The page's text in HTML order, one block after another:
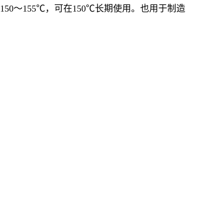
150～155℃，可在150℃长期使用。也用于制造